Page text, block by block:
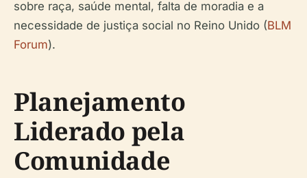
sobre raça, saúde mental, falta de moradia e a
necessidade de justiça social no Reino Unido (BLM
Forum).
Planejamento
Liderado pela
Comunidade